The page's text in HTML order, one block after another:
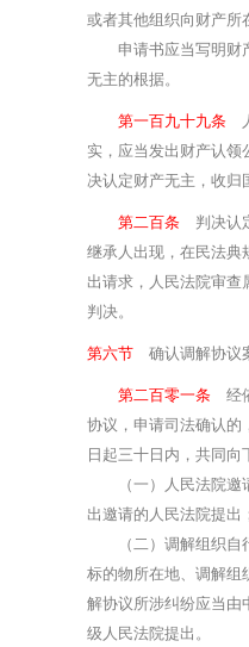
或者其他组织向财产所
申请书应当写明财
无主的根据。
第一百九十九条
实，应当发出财产认领
决认定财产无主，收归
第二百条 判决认
继承人出现，在民法典
出请求，人民法院审查
判决。
第六节 确认调解协议
第二百零一条 经
协议，申请司法确认的
日起三十日内，共同向
（一）人民法院邀
出邀请的人民法院提出
（二）调解组织自行
标的物所在地、调解组
解协议所涉纠纷应当由
级人民法院提出。